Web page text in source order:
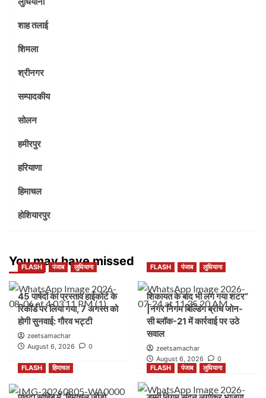
शाह तलाई
शिमला
श्रीनगर
सम्पादकीय
सोलन
हमीरपुर
हरियाणा
हिमाचल
होशियारपुर
You may have missed
FLASH पंजाब लुधियाना
45 पार्षदों का प्रस्ताव हाईकोर्ट के
रिकॉर्ड पर लिया गया, 7 अगस्त को
होगी सुनवाई: गौरव भट्टी
zeetsamachar
August 6, 2026
0
FLASH पंजाब लुधियाना
शिकायत के बाद भी लग गया शटर”
|नगर निगम बिल्डिंग ब्रांच जोन-
सी ब्लॉक-21 में कार्रवाई पर उठे
सवाल
zeetsamachar
August 6, 2026
0
FLASH
हिमाचल FLASH पंजाब लुधियाना